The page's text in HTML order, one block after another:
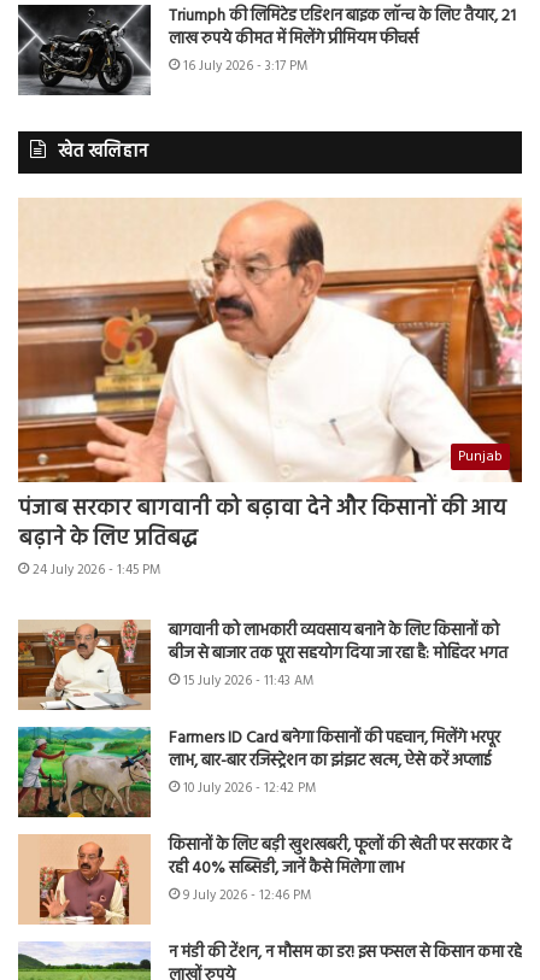
Triumph की लिमिटेड एडिशन बाइक लॉन्च के लिए तैयार, 21
लाख रुपये कीमत में मिलेंगे प्रीमियम फीचर्स
16 July 2026 - 3:17 PM
खेत खलिहान
Punjab
पंजाब सरकार बागवानी को बढ़ावा देने और किसानों की आय
बढ़ाने के लिए प्रतिबद्ध
24 July 2026 - 1:45 PM
बागवानी को लाभकारी व्यवसाय बनाने के लिए किसानों को
बीज से बाजार तक पूरा सहयोग दिया जा रहा है: मोहिंदर भगत
15 July 2026 - 11:43 AM
Farmers ID Card बनेगा किसानों की पहचान, मिलेंगे भरपूर
लाभ, बार-बार रजिस्ट्रेशन का झंझट खत्म, ऐसे करें अप्लाई
10 July 2026 - 12:42 PM
किसानों के लिए बड़ी खुशखबरी, फूलों की खेती पर सरकार दे
रही 40% सब्सिडी, जानें कैसे मिलेगा लाभ
9 July 2026 - 12:46 PM
न मंडी की टेंशन, न मौसम का डर! इस फसल से किसान कमा रहे